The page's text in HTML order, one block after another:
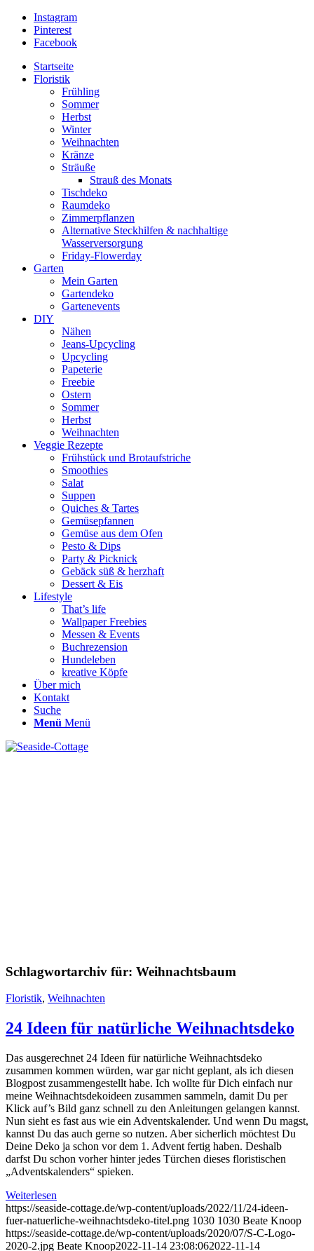
Instagram
Pinterest
Facebook
Startseite
Floristik
Frühling
Sommer
Herbst
Winter
Weihnachten
Kränze
Sträuße
Strauß des Monats
Tischdeko
Raumdeko
Zimmerpflanzen
Alternative Steckhilfen & nachhaltige
Wasserversorgung
Friday-Flowerday
Garten
Mein Garten
Gartendeko
Gartenevents
DIY
Nähen
Jeans-Upcycling
Upcycling
Papeterie
Freebie
Ostern
Sommer
Herbst
Weihnachten
Veggie Rezepte
Frühstück und Brotaufstriche
Smoothies
Salat
Suppen
Quiches & Tartes
Gemüsepfannen
Gemüse aus dem Ofen
Pesto & Dips
Party & Picknick
Gebäck süß & herzhaft
Dessert & Eis
Lifestyle
That’s life
Wallpaper Freebies
Messen & Events
Buchrezension
Hundeleben
kreative Köpfe
Über mich
Kontakt
Suche
Menü Menü
Schlagwortarchiv für: Weihnachtsbaum
Floristik, Weihnachten
24 Ideen für natürliche Weihnachtsdeko
Das ausgerechnet 24 Ideen für natürliche Weihnachtsdeko
zusammen kommen würden, war gar nicht geplant, als ich diesen
Blogpost zusammengestellt habe. Ich wollte für Dich einfach nur
meine Weihnachtsdekoideen zusammen sammeln, damit Du per
Klick auf’s Bild ganz schnell zu den Anleitungen gelangen kannst.
Nun sieht es fast aus wie ein Adventskalender. Und wenn Du magst,
kannst Du das auch gerne so nutzen. Aber sicherlich möchtest Du
Deine Deko ja schon vor dem 1. Advent fertig haben. Deshalb
darfst Du schon vorher hinter jedes Türchen dieses floristischen
„Adventskalenders“ spieken.
Weiterlesen
https://seaside-cottage.de/wp-content/uploads/2022/11/24-ideen-
fuer-natuerliche-weihnachtsdeko-titel.png 1030 1030 Beate Knoop
https://seaside-cottage.de/wp-content/uploads/2020/07/S-C-Logo-
2020-2.jpg Beate Knoop2022-11-14 23:08:062022-11-14